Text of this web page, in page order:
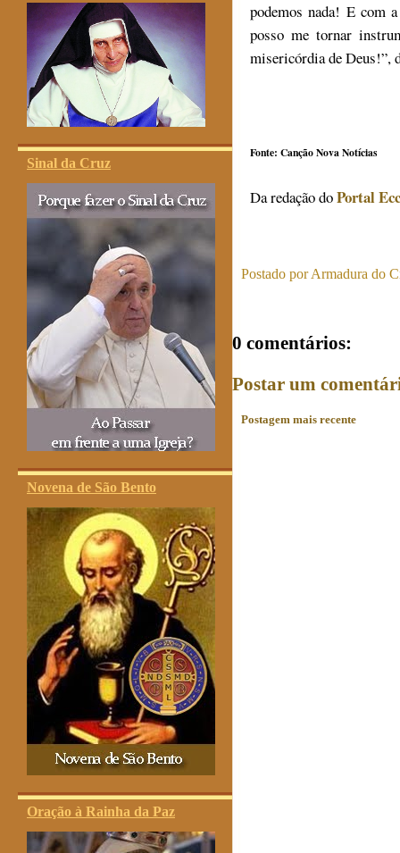
Sinal da Cruz
Novena de São Bento
Oração à Rainha da Paz
podemos nada! E com
posso me tornar
misericórdia de Deus!”,
Fonte: Canção Nova Notícias
Da redação doPortal
Postado porArmadura do
0 comentários:
Postar um
Postagem mais recente